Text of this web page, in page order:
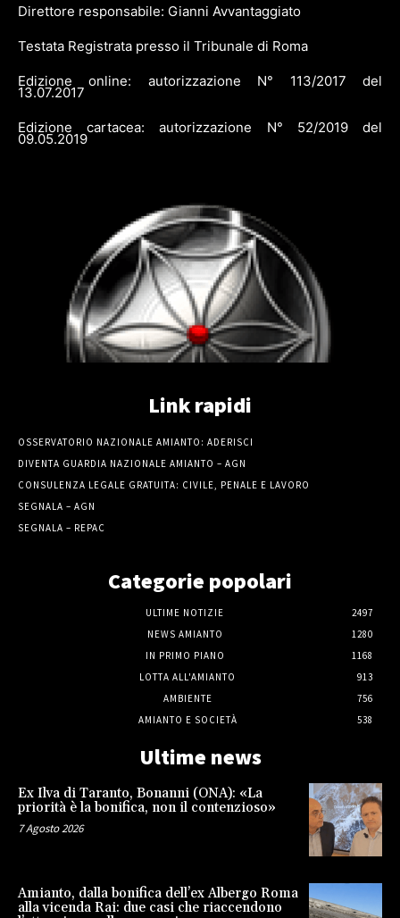
Direttore responsabile: Gianni Avvantaggiato
Testata Registrata presso il Tribunale di Roma
Edizione online: autorizzazione N° 113/2017 del
13.07.2017
Edizione cartacea: autorizzazione N° 52/2019 del
09.05.2019
Link rapidi
OSSERVATORIO NAZIONALE AMIANTO: ADERISCI
DIVENTA GUARDIA NAZIONALE AMIANTO – AGN
CONSULENZA LEGALE GRATUITA: CIVILE, PENALE E LAVORO
SEGNALA – AGN
SEGNALA – REPAC
Categorie popolari
ULTIME NOTIZIE
2497
NEWS AMIANTO
1280
IN PRIMO PIANO
1168
LOTTA ALL'AMIANTO
913
AMBIENTE
756
AMIANTO E SOCIETÀ
538
Ultime news
Ex Ilva di Taranto, Bonanni (ONA): «La
priorità è la bonifica, non il contenzioso»
7 Agosto 2026
Amianto, dalla bonifica dell’ex Albergo Roma
alla vicenda Rai: due casi che riaccendono